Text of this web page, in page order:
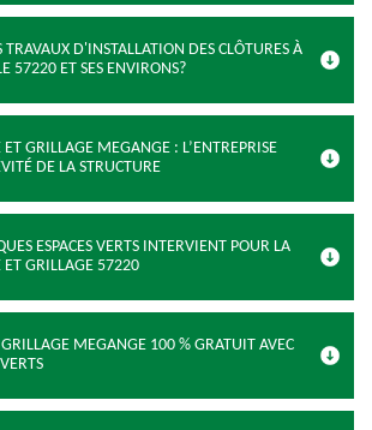
TRAVAUX D'INSTALLATION DES CLÔTURES À
57220 ET SES ENVIRONS?
ET GRILLAGE MEGANGE : L’ENTREPRISE
DE LA STRUCTURE
ESPACES VERTS INTERVIENT POUR LA
ET GRILLAGE 57220
GRILLAGE MEGANGE 100 % GRATUIT AVEC